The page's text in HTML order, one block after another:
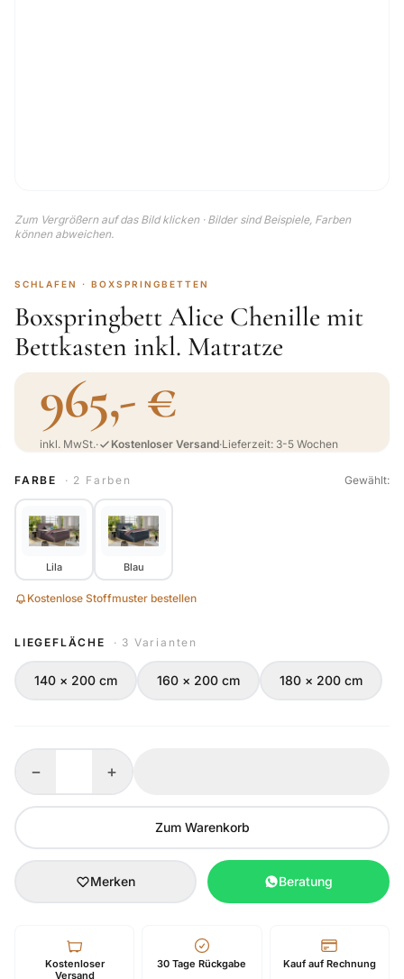
Zum Vergrößern auf das Bild klicken · Bilder sind Beispiele, Farben
können abweichen.
SCHLAFEN · BOXSPRINGBETTEN
Boxspringbett Alice Chenille mit
Bettkasten inkl. Matratze
965,- €
inkl. MwSt.· Kostenloser Versand·Lieferzeit: 3-5 Wochen
FARBE · 2 Farben Gewählt:
Lila Blau
Kostenlose Stoffmuster bestellen
LIEGEFLÄCHE · 3 Varianten
140 × 200 cm 160 × 200 cm 180 × 200 cm
− +
Zum Warenkorb
Merken Beratung
Kostenloser
Versand
30 Tage Rückgabe Kauf auf Rechnung